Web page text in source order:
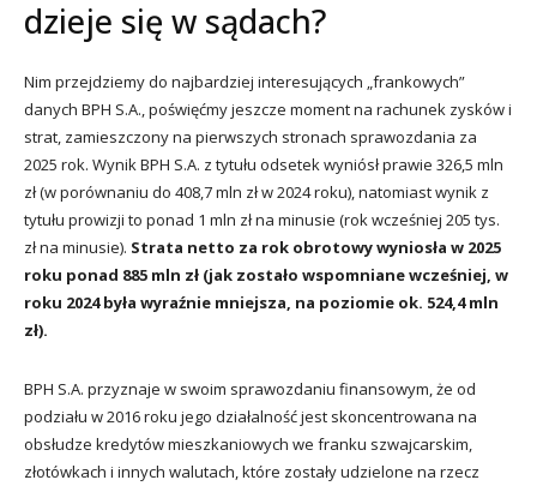
dzieje się w sądach?
Nim przejdziemy do najbardziej interesujących „frankowych”
danych BPH S.A., poświęćmy jeszcze moment na rachunek zysków i
strat, zamieszczony na pierwszych stronach sprawozdania za
2025 rok. Wynik BPH S.A. z tytułu odsetek wyniósł prawie 326,5 mln
zł (w porównaniu do 408,7 mln zł w 2024 roku), natomiast wynik z
tytułu prowizji to ponad 1 mln zł na minusie (rok wcześniej 205 tys.
zł na minusie). Strata netto za rok obrotowy wyniosła w 2025
roku ponad 885 mln zł (jak zostało wspomniane wcześniej, w
roku 2024 była wyraźnie mniejsza, na poziomie ok. 524,4 mln
zł).
BPH S.A. przyznaje w swoim sprawozdaniu finansowym, że od
podziału w 2016 roku jego działalność jest skoncentrowana na
obsłudze kredytów mieszkaniowych we franku szwajcarskim,
złotówkach i innych walutach, które zostały udzielone na rzecz